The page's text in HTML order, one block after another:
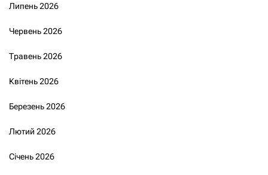
Липень 2026
Червень 2026
Травень 2026
Квітень 2026
Березень 2026
Лютий 2026
Січень 2026